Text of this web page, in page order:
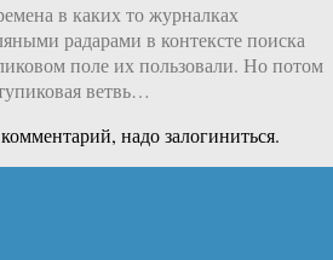
в каких то журналках
радарами в контексте поиска
поле их пользовали. Но потом
ветвь…
надо залогиниться.